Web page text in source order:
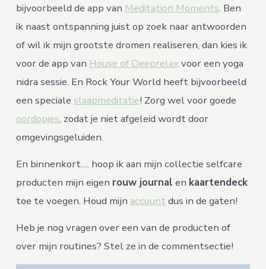
bijvoorbeeld de app van Meditation Moments. Ben
ik naast ontspanning juist op zoek naar antwoorden
of wil ik mijn grootste dromen realiseren, dan kies ik
voor de app van House of Deeprelax voor een yoga
nidra sessie. En Rock Your World heeft bijvoorbeeld
een speciale slaapmeditatie! Zorg wel voor goede
oordopjes, zodat je niet afgeleid wordt door
omgevingsgeluiden.
En binnenkort…. hoop ik aan mijn collectie selfcare
producten mijn eigen rouw journal en kaartendeck
toe te voegen. Houd mijn account dus in de gaten!
Heb je nog vragen over een van de producten of
over mijn routines? Stel ze in de commentsectie!